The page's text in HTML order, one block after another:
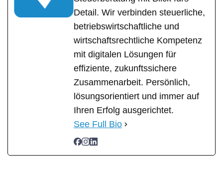
Detail. Wir verbinden steuerliche,
betriebswirtschaftliche und
wirtschaftsrechtliche Kompetenz
mit digitalen Lösungen für
effiziente, zukunftssichere
Zusammenarbeit. Persönlich,
lösungsorientiert und immer auf
Ihren Erfolg ausgerichtet.
See Full Bio